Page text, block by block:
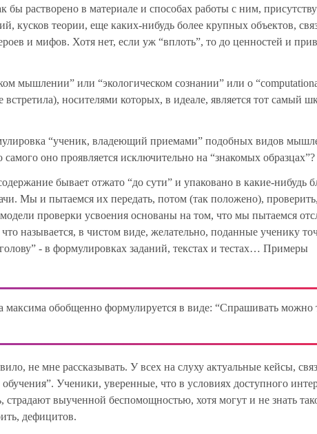
бы растворено в материале и способах работы с ним,
кусков теории, еще каких-нибудь более крупных объектов,
и мифов. Хотя нет, если уж “вплоть”, то до ценностей и
мышлении” или “экологическом сознании” или о
носителями которых, в идеале, является тот самый
“ученик, владеющий приемами” подобных видов
оно проявляется исключительно на “знакомых образцах”?
бывает отжато “до сути” и упаковано в какие-нибудь
Мы и пытаемся их передать, потом (так положено),
проверки усвоения основаны на том, что мы пытаемся
называется, в чистом виде, желательно, поданные ученику
- в формулировках заданий, текстах и тестах… Примеры
максима обобщенно формулируется в виде: “Спрашивать можно
не мне рассказывать. У всех на слуху актуальные кейсы,
Ученики, уверенные, что в условиях доступного
страдают выученной беспомощностью, хотя могут и не знать
дефицитов.